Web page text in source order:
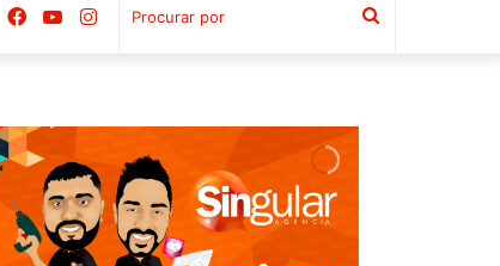
Procurar
Instagram
YouTube
Facebook